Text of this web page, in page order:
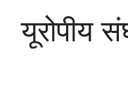
यूरोपीय